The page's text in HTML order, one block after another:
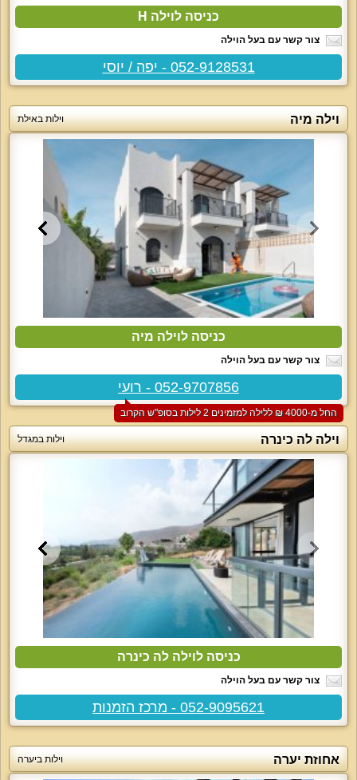
כניסה לוילה H
צור קשר עם בעל הוילה
052-9128531 - יפה / יוסי
וילה מיה וילות באילת
כניסה לוילה מיה
צור קשר עם בעל הוילה
052-9707856 - רועי
החל מ-‏4000 ₪ ללילה למזמינים 2 לילות בסופ"ש הקרוב
וילה לה כינרה וילות במגדל
כניסה לוילה לה כינרה
צור קשר עם בעל הוילה
052-9095621 - מרכז הזמנות
אחוזת יערה וילות ביערה